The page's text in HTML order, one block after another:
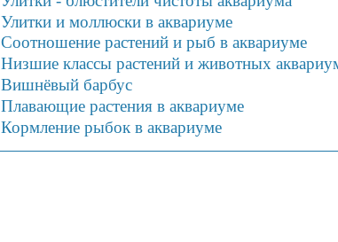
Улитки и моллюски в аквариуме
Соотношение растений и рыб в аквариуме
Низшие классы растений и животных
Вишнёвый барбус
Плавающие растения в аквариуме
Кормление рыбок в аквариуме